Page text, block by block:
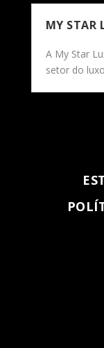
MY STAR
A My Star
setor do